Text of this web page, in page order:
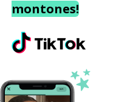
montones!